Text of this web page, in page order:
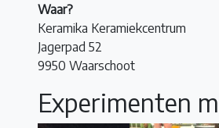
Waar?
Keramika Keramiekcentrum
Jagerpad 52
9950 Waarschoot
Experimenten